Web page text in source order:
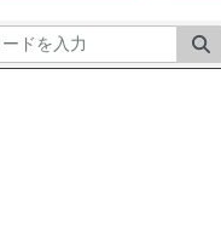
検